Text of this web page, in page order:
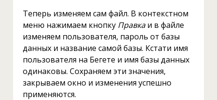
Теперь изменяем сам файл. В контекстном
меню нажимаем кнопку Правкаи в файле
изменяем пользователя, пароль от базы
данных и название самой базы. Кстати имя
пользователя на Бегете и имя базы данных
одинаковы. Сохраняем эти значения,
закрываем окно и изменения успешно
применяются.